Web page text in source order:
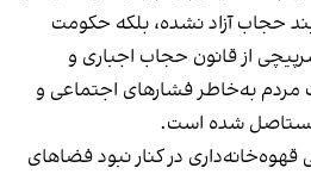
حجاب آزاد نشده، بلکه حکومت
از قانون حجاب اجباری و
به‌خاطر فشارهای اجتماعی و
شده است.
در کنار نبود فضاهای